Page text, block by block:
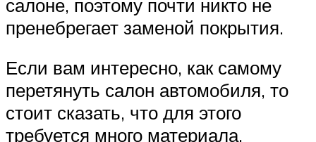
салоне, поэтому почти никто не
пренебрегает заменой покрытия.
Если вам интересно, как самому
перетянуть салон автомобиля, то
стоит сказать, что для этого
требуется много материала,